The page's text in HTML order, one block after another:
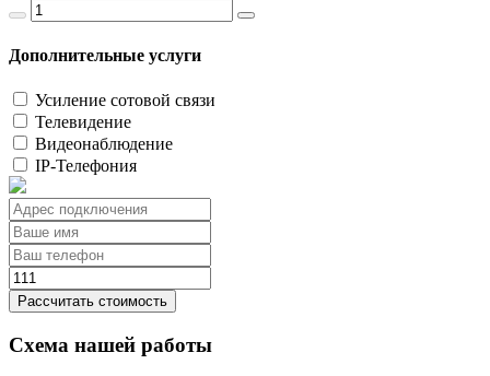
Дополнительные услуги
Усиление сотовой связи
Телевидение
Видеонаблюдение
IP-Телефония
Рассчитать стоимость
Схема нашей работы